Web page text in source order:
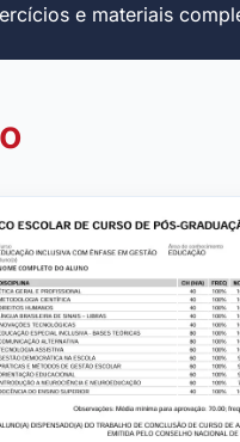
e materiais